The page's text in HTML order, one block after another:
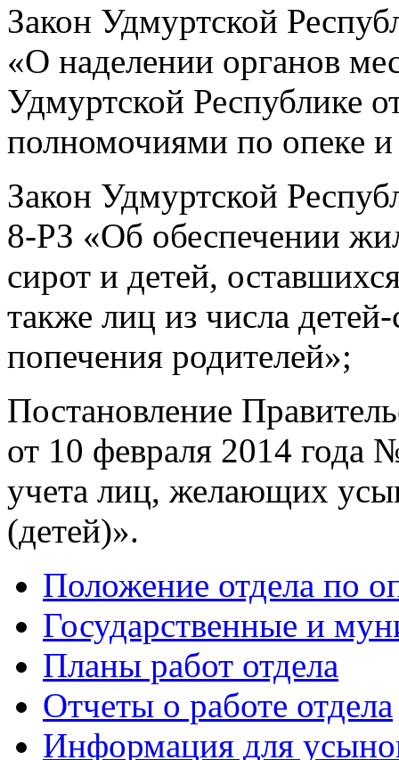
Закон Удмуртской
«О наделении органов
Удмуртской Республике
полномочиями по опеке и
Закон Удмуртской
8-РЗ «Об обеспечении
сирот и детей,
также лиц из числа
попечения родителей»;
Постановление
от 10 февраля 2014
учета лиц, желающих
(детей)».
Положение отдела по
Государственные и
Планы работ отдела
Отчеты о работе отдела
Информация для